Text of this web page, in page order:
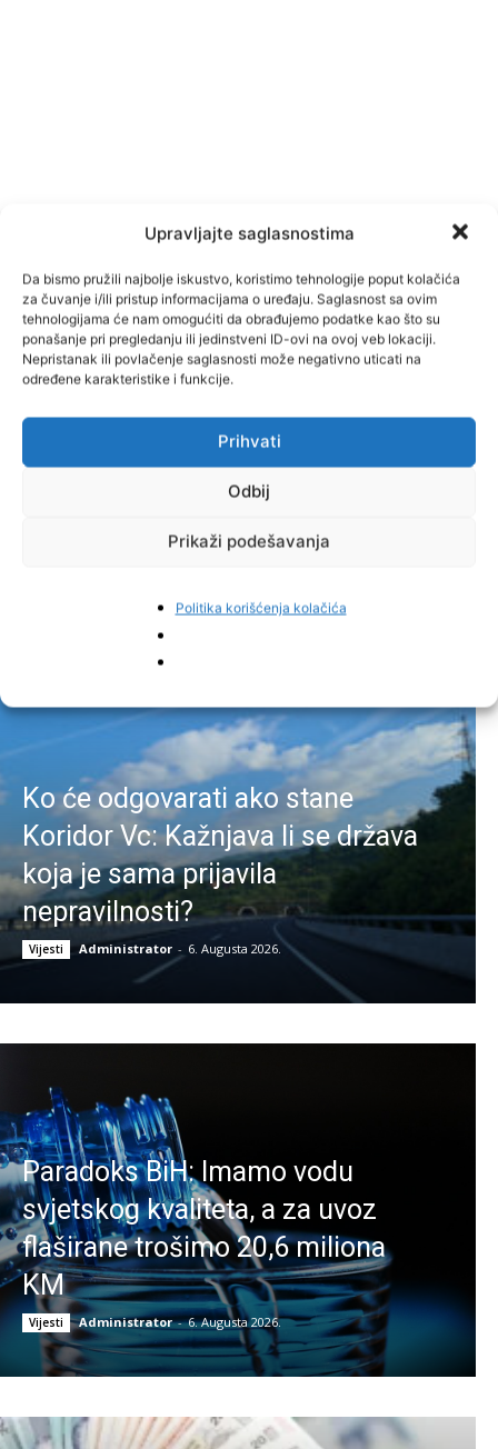
Upravljajte saglasnostima
Da bismo pružili najbolje iskustvo, koristimo tehnologije poput kolačića
za čuvanje i/ili pristup informacijama o uređaju. Saglasnost sa ovim
tehnologijama će nam omogućiti da obrađujemo podatke kao što su
ponašanje pri pregledanju ili jedinstveni ID-ovi na ovoj veb lokaciji.
Nepristanak ili povlačenje saglasnosti može negativno uticati na
određene karakteristike i funkcije.
Prihvati
Odbij
Prikaži podešavanja
Politika korišćenja kolačića
Pinterest
Najnovije vijesti
Ko će odgovarati ako stane
Koridor Vc: Kažnjava li se država
koja je sama prijavila
nepravilnosti?
Vijesti Administrator - 6. Augusta 2026.
Paradoks BiH: Imamo vodu
svjetskog kvaliteta, a za uvoz
flaširane trošimo 20,6 miliona
KM
Vijesti Administrator - 6. Augusta 2026.